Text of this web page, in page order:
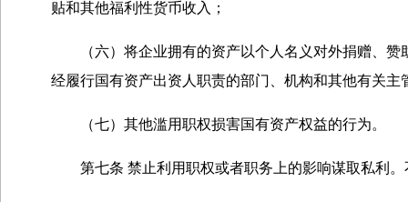
贴和其他福利性货币收入；
（六）将企业拥有的资产以个人名义对外捐赠、赞
经履行国有资产出资人职责的部门、机构和其他有关
（七）其他滥用职权损害国有资产权益的行为。
第七条 禁止利用职权或者职务上的影响谋取私利。